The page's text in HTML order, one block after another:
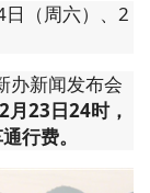
（周六）、2
办新闻发布会
23日24时，
行费。